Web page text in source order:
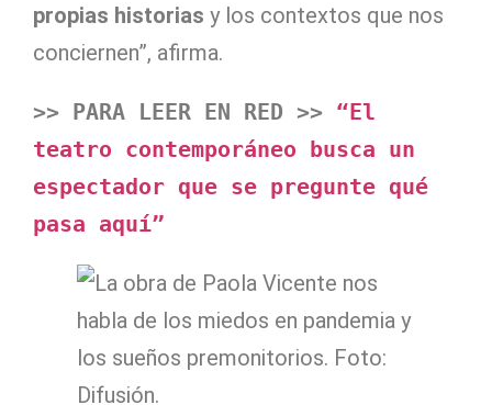
propias historias y los contextos que nos
conciernen”, afirma.
>> PARA LEER EN RED >> “El
teatro contemporáneo busca un
espectador que se pregunte qué
pasa aquí”